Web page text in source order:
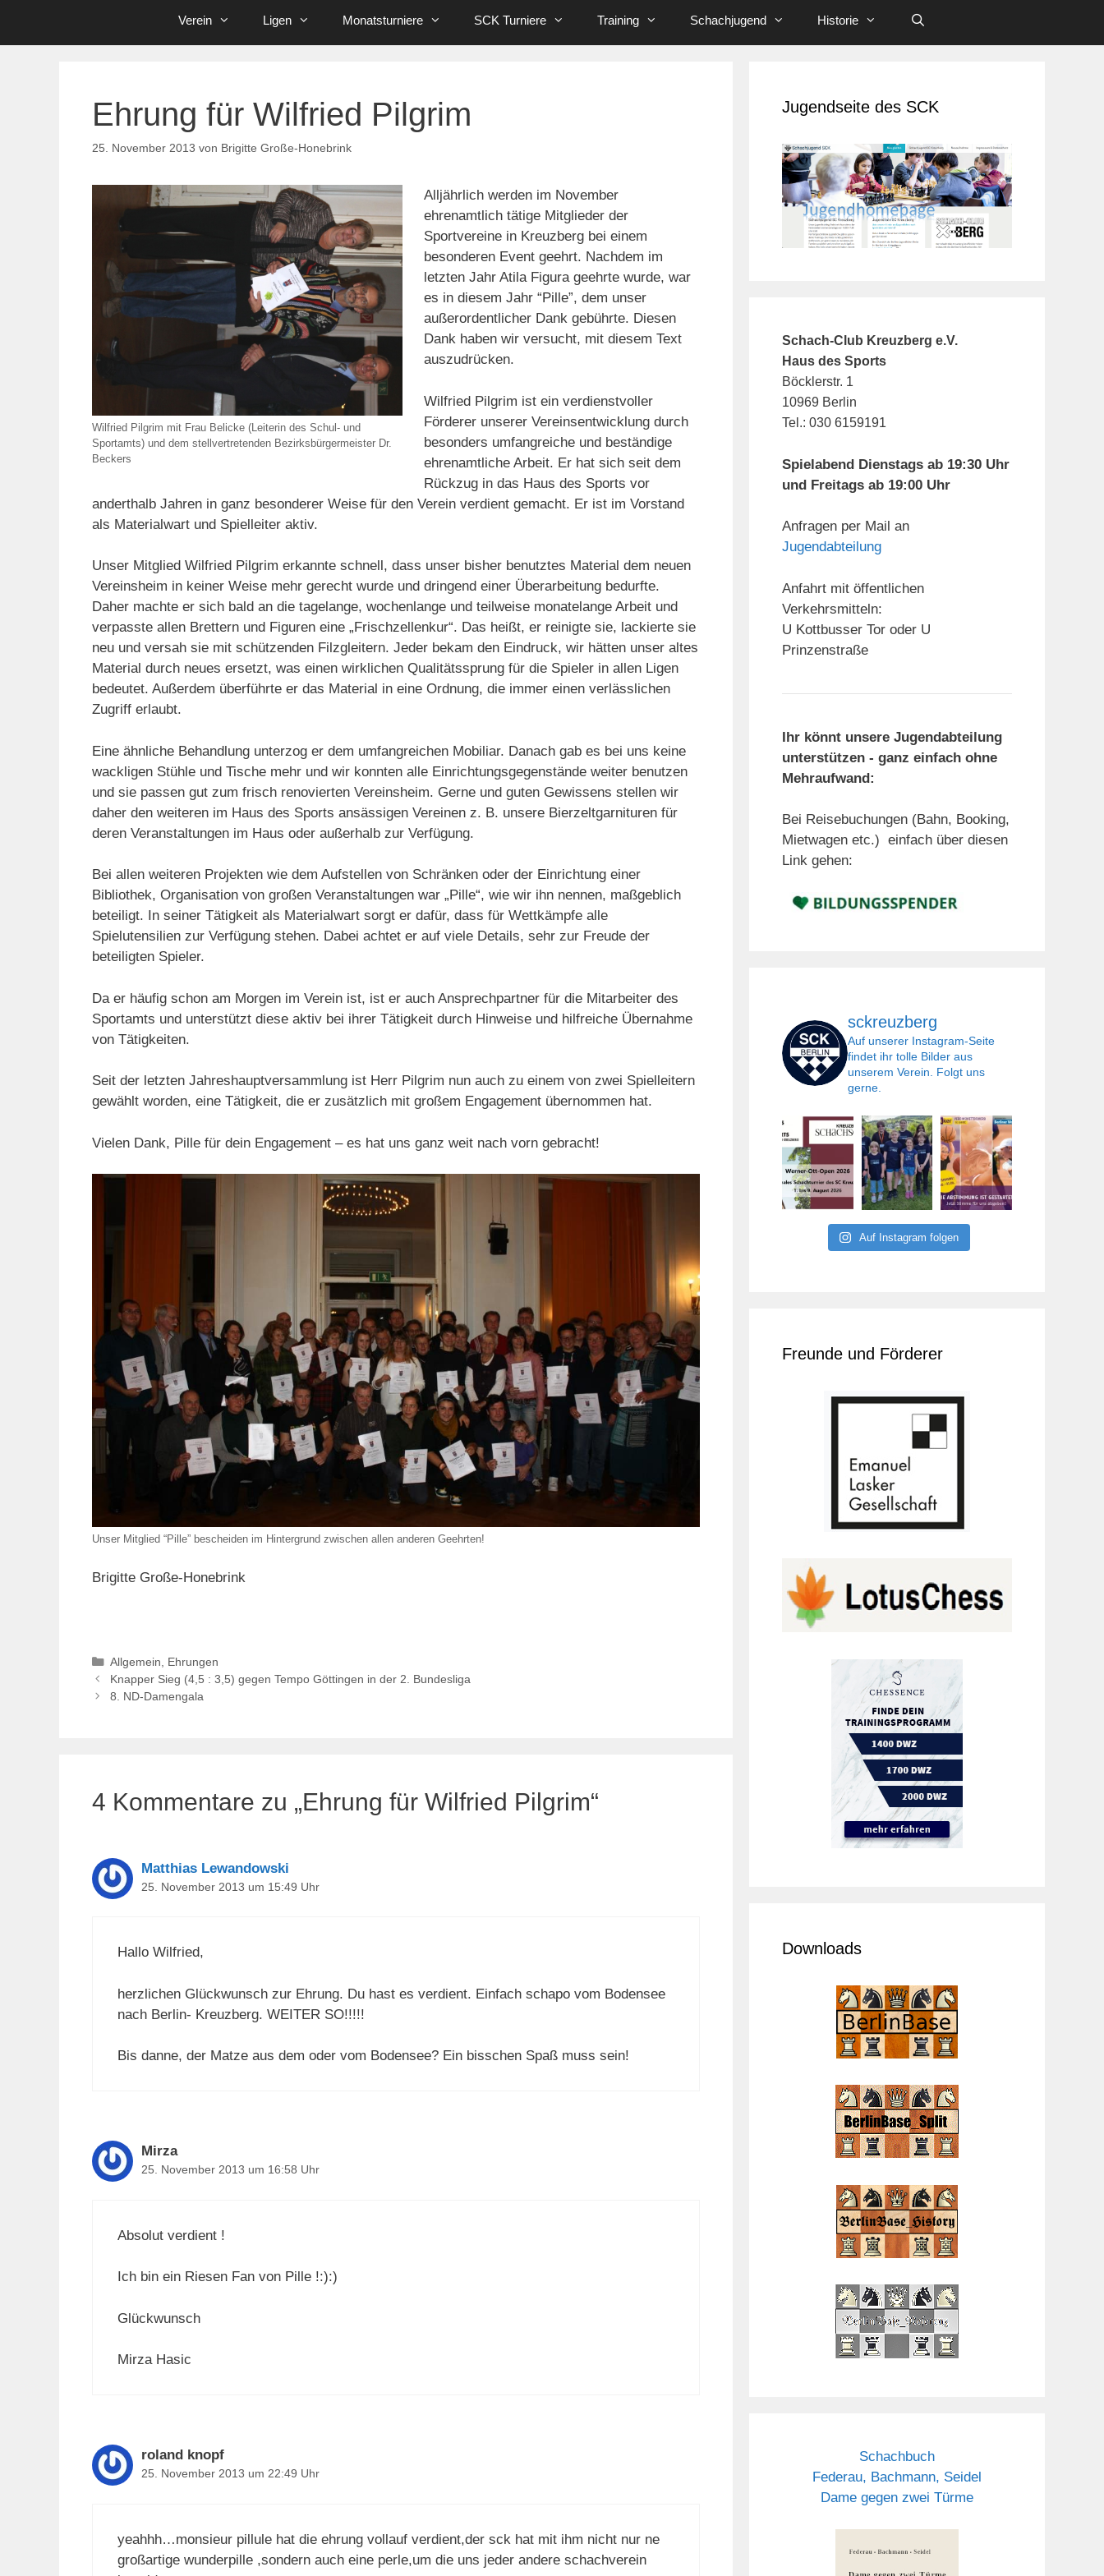
Verein Ligen Monatsturniere SCK Turniere Training Schachjugend Historie
Ehrung für Wilfried Pilgrim
25. November 2013 von Brigitte Große-Honebrink
Wilfried Pilgrim mit Frau Belicke (Leiterin des Schul- und
Sportamts) und dem stellvertretenden Bezirksbürgermeister Dr.
Beckers
Alljährlich werden im November
ehrenamtlich tätige Mitglieder der
Sportvereine in Kreuzberg bei einem
besonderen Event geehrt. Nachdem im
letzten Jahr Atila Figura geehrte wurde, war
es in diesem Jahr “Pille”, dem unser
außerordentlicher Dank gebührte. Diesen
Dank haben wir versucht, mit diesem Text
auszudrücken.
Wilfried Pilgrim ist ein verdienstvoller
Förderer unserer Vereinsentwicklung durch
besonders umfangreiche und beständige
ehrenamtliche Arbeit. Er hat sich seit dem
Rückzug in das Haus des Sports vor
anderthalb Jahren in ganz besonderer Weise für den Verein verdient gemacht. Er ist im Vorstand
als Materialwart und Spielleiter aktiv.
Unser Mitglied Wilfried Pilgrim erkannte schnell, dass unser bisher benutztes Material dem neuen
Vereinsheim in keiner Weise mehr gerecht wurde und dringend einer Überarbeitung bedurfte.
Daher machte er sich bald an die tagelange, wochenlange und teilweise monatelange Arbeit und
verpasste allen Brettern und Figuren eine „Frischzellenkur“. Das heißt, er reinigte sie, lackierte sie
neu und versah sie mit schützenden Filzgleitern. Jeder bekam den Eindruck, wir hätten unser altes
Material durch neues ersetzt, was einen wirklichen Qualitätssprung für die Spieler in allen Ligen
bedeutet. Außerdem überführte er das Material in eine Ordnung, die immer einen verlässlichen
Zugriff erlaubt.
Eine ähnliche Behandlung unterzog er dem umfangreichen Mobiliar. Danach gab es bei uns keine
wackligen Stühle und Tische mehr und wir konnten alle Einrichtungsgegenstände weiter benutzen
und sie passen gut zum frisch renovierten Vereinsheim. Gerne und guten Gewissens stellen wir
daher den weiteren im Haus des Sports ansässigen Vereinen z. B. unsere Bierzeltgarnituren für
deren Veranstaltungen im Haus oder außerhalb zur Verfügung.
Bei allen weiteren Projekten wie dem Aufstellen von Schränken oder der Einrichtung einer
Bibliothek, Organisation von großen Veranstaltungen war „Pille“, wie wir ihn nennen, maßgeblich
beteiligt. In seiner Tätigkeit als Materialwart sorgt er dafür, dass für Wettkämpfe alle
Spielutensilien zur Verfügung stehen. Dabei achtet er auf viele Details, sehr zur Freude der
beteiligten Spieler.
Da er häufig schon am Morgen im Verein ist, ist er auch Ansprechpartner für die Mitarbeiter des
Sportamts und unterstützt diese aktiv bei ihrer Tätigkeit durch Hinweise und hilfreiche Übernahme
von Tätigkeiten.
Seit der letzten Jahreshauptversammlung ist Herr Pilgrim nun auch zu einem von zwei Spielleitern
gewählt worden, eine Tätigkeit, die er zusätzlich mit großem Engagement übernommen hat.
Vielen Dank, Pille für dein Engagement – es hat uns ganz weit nach vorn gebracht!
Unser Mitglied “Pille” bescheiden im Hintergrund zwischen allen anderen Geehrten!
Brigitte Große-Honebrink
Kategorien
Allgemein
Ehrungen
Knapper Sieg (4,5 : 3,5) gegen Tempo Göttingen in der 2. Bundesliga
8. ND-Damengala
4 Kommentare zu „Ehrung für Wilfried Pilgrim“
Matthias Lewandowski
25. November 2013 um 15:49 Uhr
Hallo Wilfried,
herzlichen Glückwunsch zur Ehrung. Du hast es verdient. Einfach schapo vom Bodensee
nach Berlin- Kreuzberg. WEITER SO!!!!!
Bis danne, der Matze aus dem oder vom Bodensee? Ein bisschen Spaß muss sein!
Mirza
25. November 2013 um 16:58 Uhr
Absolut verdient !
Ich bin ein Riesen Fan von Pille !:):)
Glückwunsch
Mirza Hasic
roland knopf
25. November 2013 um 22:49 Uhr
yeahhh…monsieur pillule hat die ehrung vollauf verdient,der sck hat mit ihm nicht nur ne
großartige wunderpille ,sondern auch eine perle,um die uns jeder andere schachverein
Jugendseite des SCK
Schach-Club Kreuzberg e.V.
Haus des Sports
Böcklerstr. 1
10969 Berlin
Tel.: 030 6159191
Spielabend Dienstags ab 19:30 Uhr
und Freitags ab 19:00 Uhr
Anfragen per Mail an
Jugendabteilung
Anfahrt mit öffentlichen
Verkehrsmitteln:
U Kottbusser Tor oder U
Prinzenstraße
Ihr könnt unsere Jugendabteilung
unterstützen - ganz einfach ohne
Mehraufwand:
Bei Reisebuchungen (Bahn, Booking,
Mietwagen etc.) einfach über diesen
Link gehen:
sckreuzberg
Auf unserer Instagram-Seite
findet ihr tolle Bilder aus
unserem Verein. Folgt uns
gerne.
Auf Instagram folgen
Freunde und Förderer
Downloads
Schachbuch
Federau, Bachmann, Seidel
Dame gegen zwei Türme